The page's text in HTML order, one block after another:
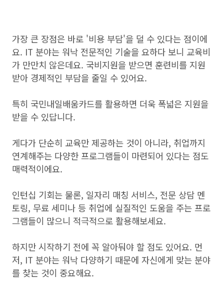
가장 큰 장점은 바로 '비용 부담'을 덜 수 있다는 점이에
요. IT 분야는 워낙 전문적인 기술을 요하다 보니 교육비
가 만만치 않은데요. 국비지원을 받으면 훈련비를 지원
받아 경제적인 부담을 줄일 수 있어요.
특히 국민내일배움카드를 활용하면 더욱 폭넓은 지원을
받을 수 있답니다.
게다가 단순히 교육만 제공하는 것이 아니라, 취업까지
연계해주는 다양한 프로그램들이 마련되어 있다는 점도
매력적이에요.
인턴십 기회는 물론, 일자리 매칭 서비스, 전문 상담 멘
토링, 무료 세미나 등 취업에 실질적인 도움을 주는 프로
그램들이 많으니 적극적으로 활용해보세요.
하지만 시작하기 전에 꼭 알아둬야 할 점도 있어요. 먼
저, IT 분야는 워낙 다양하기 때문에 자신에게 맞는 분야
를 찾는 것이 중요해요.